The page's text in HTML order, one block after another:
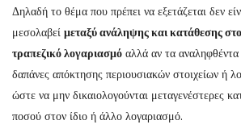
Δηλαδή το θέμα που πρέπει να εξετάζεται δεν
μεσολαβεί μεταξύ ανάληψης και κατάθεσης
τραπεζικό λογαριασμό αλλά αν τα
δαπάνες απόκτησης περιουσιακών στοιχείων ή
ώστε να μην δικαιολογούνται μεταγενέστερες
ποσού στον ίδιο ή άλλο λογαριασμό.